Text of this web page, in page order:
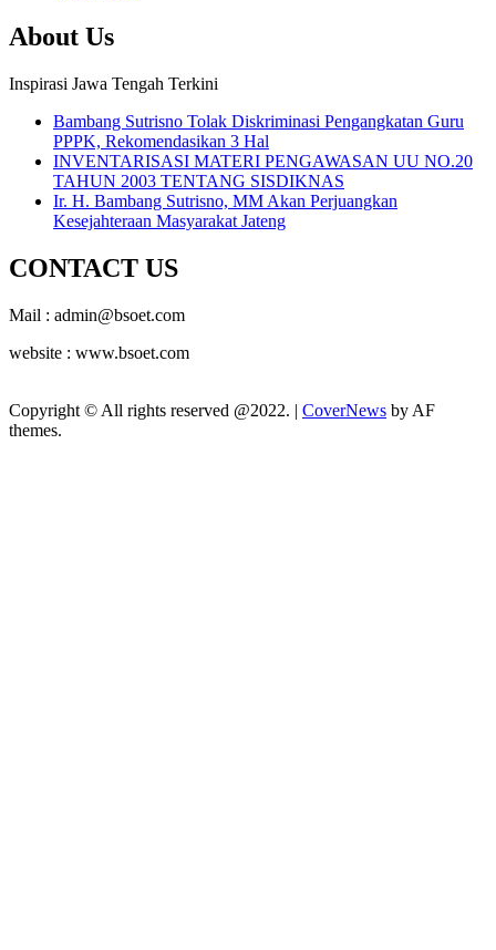
About Us
Inspirasi Jawa Tengah Terkini
Bambang Sutrisno Tolak Diskriminasi Pengangkatan Guru
PPPK, Rekomendasikan 3 Hal
INVENTARISASI MATERI PENGAWASAN UU NO.20
TAHUN 2003 TENTANG SISDIKNAS
Ir. H. Bambang Sutrisno, MM Akan Perjuangkan
Kesejahteraan Masyarakat Jateng
CONTACT US
Mail : admin@bsoet.com
website : www.bsoet.com
Copyright © All rights reserved @2022. | CoverNews by AF
themes.